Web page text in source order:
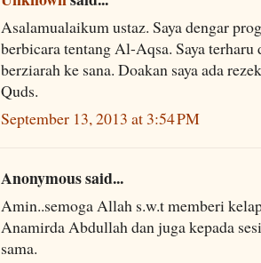
Asalamualaikum ustaz. Saya dengar
berbicara tentang Al-Aqsa. Saya
berziarah ke sana. Doakan saya ada
Quds.
September 13, 2013 at 3:54 PM
Anonymous said...
Amin..semoga Allah s.w.t memberi
Anamirda Abdullah dan juga kepada
sama.